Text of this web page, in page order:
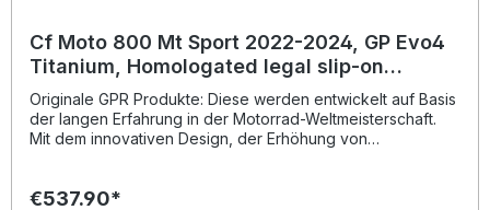
Cf Moto 800 Mt Sport 2022-2024, GP Evo4
Titanium, Homologated legal slip-on
exhaust including removable db killer and
link pip
Originale GPR Produkte: Diese werden entwickelt auf Basis
der langen Erfahrung in der Motorrad-Weltmeisterschaft.
Mit dem innovativen Design, der Erhöhung von
Fahrzeug deutlich auf und erhalten ein perfektes Preis-
€537.90*